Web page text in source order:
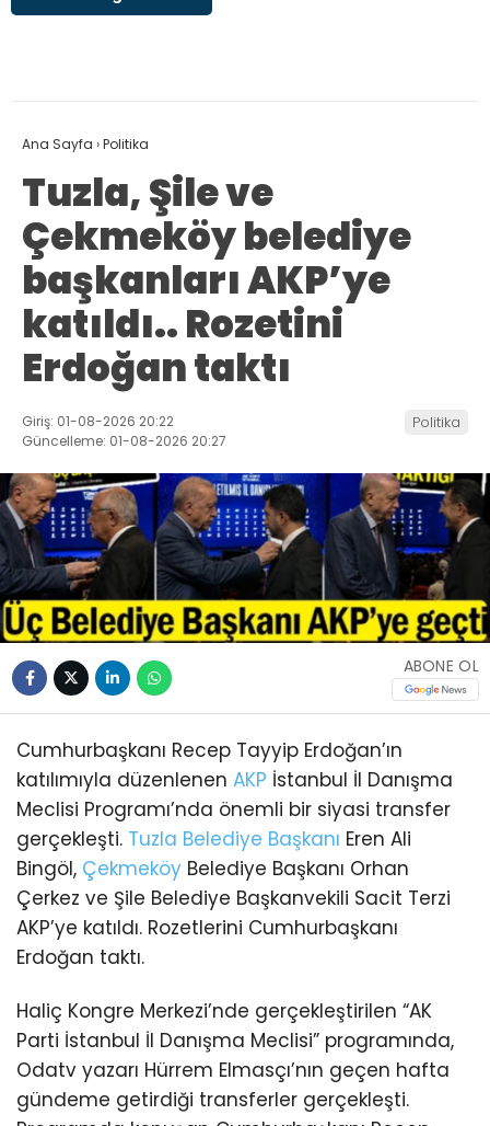
Ana Sayfa ›Politika
Tuzla, Şile ve
Çekmeköy belediye
başkanları AKP’ye
katıldı.. Rozetini
Erdoğan taktı
Giriş: 01-08-2026 20:22
Güncelleme: 01-08-2026 20:27
Politika
ABONE OL
Cumhurbaşkanı Recep Tayyip Erdoğan’ın
katılımıyla düzenlenen AKP İstanbul İl Danışma
Meclisi Programı’nda önemli bir siyasi transfer
gerçekleşti. Tuzla Belediye Başkanı Eren Ali
Bingöl, Çekmeköy Belediye Başkanı Orhan
Çerkez ve Şile Belediye Başkanvekili Sacit Terzi
AKP’ye katıldı. Rozetlerini Cumhurbaşkanı
Erdoğan taktı.
Haliç Kongre Merkezi’nde gerçekleştirilen “AK
Parti İstanbul İl Danışma Meclisi” programında,
Odatv yazarı Hürrem Elmasçı’nın geçen hafta
gündeme getirdiği transferler gerçekleşti.